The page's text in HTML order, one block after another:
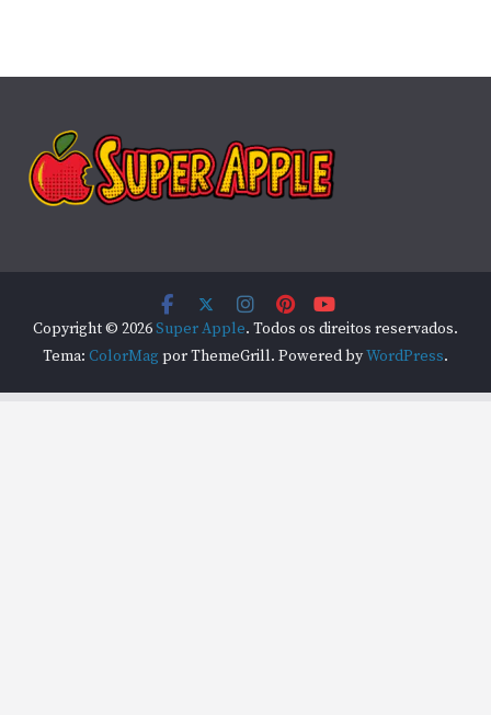
Copyright © 2026Super Apple. Todos os direitos reservados.
Tema: ColorMag por ThemeGrill. Powered byWordPress.